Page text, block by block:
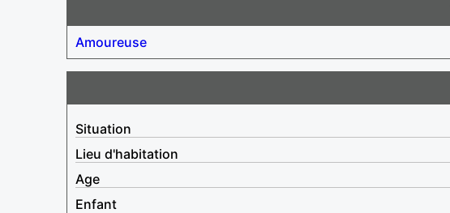
Amoureuse
Situation
Lieu d'habitation
Age
Enfant